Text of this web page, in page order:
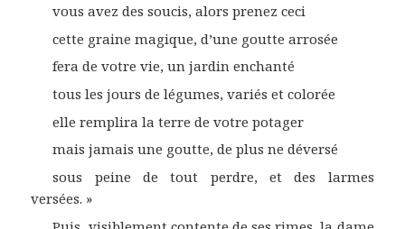
vous avez des soucis, alors prenez ceci
cette graine magique, d’une goutte arrosée
fera de votre vie, un jardin enchanté
tous les jours de légumes, variés et colorée
elle remplira la terre de votre potager
mais jamais une goutte, de plus ne déversé
sous peine de tout perdre, et des larmes
versées. »